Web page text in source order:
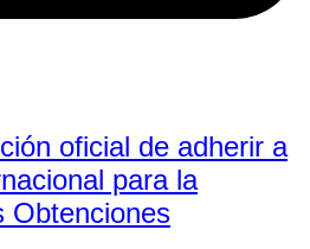
oficial de adherir a
para la
Obtenciones